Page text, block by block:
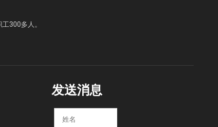
300多人。
发送消息